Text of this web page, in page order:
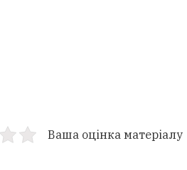
Ваша оцінка матеріалу